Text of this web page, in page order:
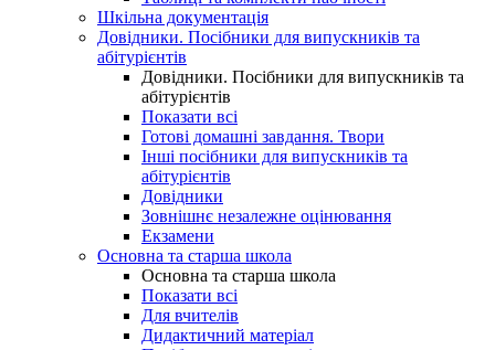
Шкільна документація
Довідники. Посібники для випускників та
абітурієнтів
Довідники. Посібники для випускників та
абітурієнтів
Показати всі
Готові домашні завдання. Твори
Інші посібники для випускників та
абітурієнтів
Довідники
Зовнішнє незалежне оцінювання
Екзамени
Основна та старша школа
Основна та старша школа
Показати всі
Для вчителів
Дидактичний матеріал